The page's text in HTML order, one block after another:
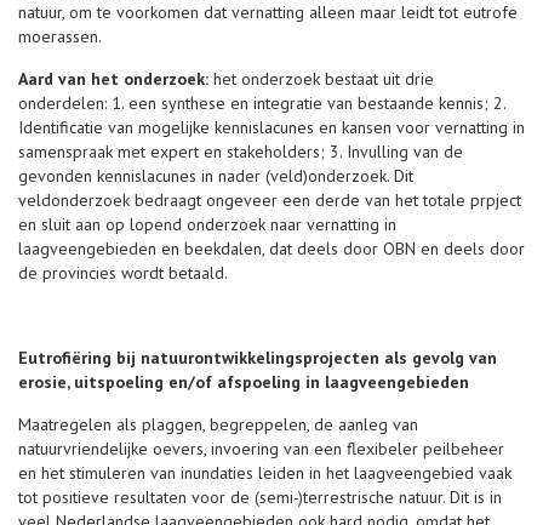
natuur, om te voorkomen dat vernatting alleen maar leidt tot eutrofe
moerassen.
Aard van het onderzoek: het onderzoek bestaat uit drie
onderdelen: 1. een synthese en integratie van bestaande kennis; 2.
Identificatie van mogelijke kennislacunes en kansen voor vernatting in
samenspraak met expert en stakeholders; 3. Invulling van de
gevonden kennislacunes in nader (veld)onderzoek. Dit
veldonderzoek bedraagt ongeveer een derde van het totale prpject
en sluit aan op lopend onderzoek naar vernatting in
laagveengebieden en beekdalen, dat deels door OBN en deels door
de provincies wordt betaald.
Eutrofiëring bij natuurontwikkelingsprojecten als gevolg van
erosie, uitspoeling en/of afspoeling in laagveengebieden
Maatregelen als plaggen, begreppelen, de aanleg van
natuurvriendelijke oevers, invoering van een flexibeler peilbeheer
en het stimuleren van inundaties leiden in het laagveengebied vaak
tot positieve resultaten voor de (semi-)terrestrische natuur. Dit is in